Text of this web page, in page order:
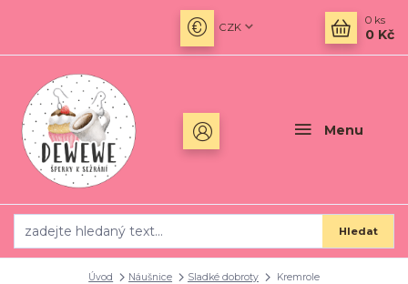
Menu
CZK
Hledat
0 ks
0 Kč
Úvod Náušnice Sladké dobroty Kremrole